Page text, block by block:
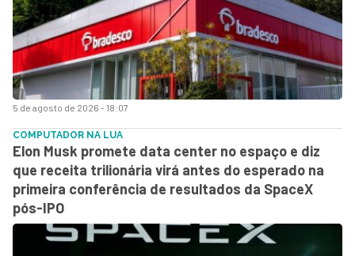
5 de agosto de 2026 - 18:07
COMPUTADOR NA LUA
Elon Musk promete data center no espaço e diz
que receita trilionária virá antes do esperado na
primeira conferência de resultados da SpaceX
pós-IPO